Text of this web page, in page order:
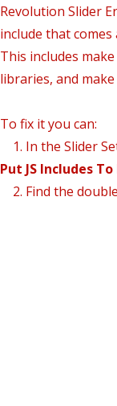
Revolution Slider
include that
This includes
libraries, and
To fix it you can:
1. In the Slider
Put JS Includes To
2. Find the